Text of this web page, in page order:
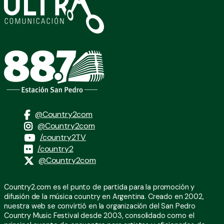
@Country2com
@Country2com
/country2TV
/country2
@Country2com
Country2.com es el punto de partida para la promoción y
difusión de la música country en Argentina. Creado en 2002,
nuestra web se convirtió en la organización del San Pedro
Country Music Festival desde 2003, consolidado como el